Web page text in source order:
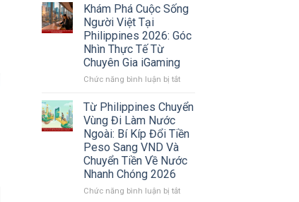
Trường
Việc
Lời
“Xương
Đi
Philippines
Nghiệm
Máu”
Tìm
iGaming
Tín
Bẫy
Khám Phá Cuộc Sống
Người Việt Tại
Philippines 2026: Góc
Nhìn Thực Tế Từ
Chuyên Gia iGaming
Chức năng bình luận bị tắtở
Phá
Cuộc
Người
Tại
2026:
Từ Philippines Chuyển
Vùng Đi Làm Nước
Ngoài: Bí Kíp Đổi Tiền
Peso Sang VND Và
Chuyển Tiền Về Nước
Nhanh Chóng 2026
Chức năng bình luận bị tắtở